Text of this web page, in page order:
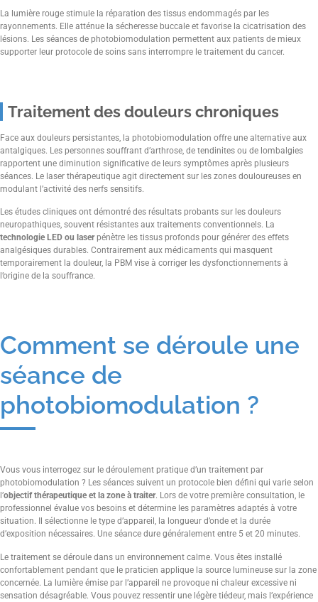
La lumière rouge stimule la réparation des tissus endommagés par les
rayonnements. Elle atténue la sécheresse buccale et favorise la cicatrisation des
lésions. Les séances de photobiomodulation permettent aux patients de mieux
supporter leur protocole de soins sans interrompre le traitement du cancer.
Traitement des douleurs chroniques
Face aux douleurs persistantes, la photobiomodulation offre une alternative aux
antalgiques. Les personnes souffrant d’arthrose, de tendinites ou de lombalgies
rapportent une diminution significative de leurs symptômes après plusieurs
séances. Le laser thérapeutique agit directement sur les zones douloureuses en
modulant l’activité des nerfs sensitifs.
Les études cliniques ont démontré des résultats probants sur les douleurs
neuropathiques, souvent résistantes aux traitements conventionnels. La
technologie LED ou laserpénètre les tissus profonds pour générer des effets
analgésiques durables. Contrairement aux médicaments qui masquent
temporairement la douleur, la PBM vise à corriger les dysfonctionnements à
l’origine de la souffrance.
Comment se déroule une
séance de
photobiomodulation ?
Vous vous interrogez sur le déroulement pratique d’un traitement par
photobiomodulation ? Les séances suivent un protocole bien défini qui varie selon
l’objectif thérapeutique et la zone à traiter. Lors de votre première consultation, le
professionnel évalue vos besoins et détermine les paramètres adaptés à votre
situation. Il sélectionne le type d’appareil, la longueur d’onde et la durée
d’exposition nécessaires. Une séance dure généralement entre 5 et 20 minutes.
Le traitement se déroule dans un environnement calme. Vous êtes installé
confortablement pendant que le praticien applique la source lumineuse sur la zone
concernée. La lumière émise par l’appareil ne provoque ni chaleur excessive ni
sensation désagréable. Vous pouvez ressentir une légère tiédeur, mais l’expérience